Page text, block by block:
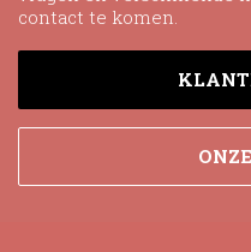
contact te komen.